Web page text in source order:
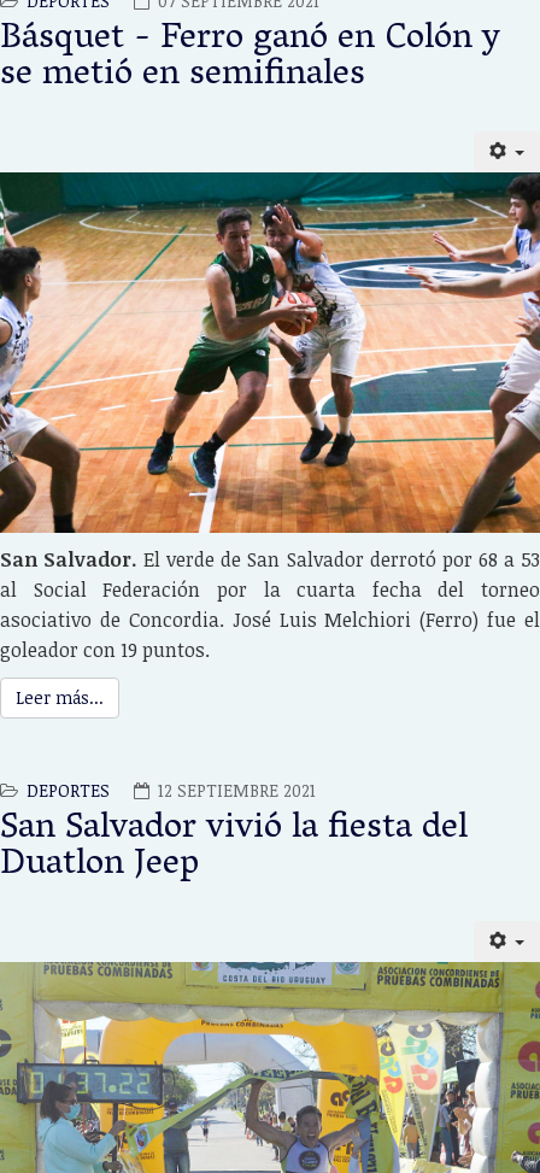
Básquet - Ferro ganó en Colón y
se metió en semifinales
San Salvador. El verde de San Salvador derrotó por 68 a 53
al Social Federación por la cuarta fecha del torneo
asociativo de Concordia. José Luis Melchiori (Ferro) fue el
goleador con 19 puntos.
Leer más...
DEPORTES 12 SEPTIEMBRE 2021
San Salvador vivió la fiesta del
Duatlon Jeep